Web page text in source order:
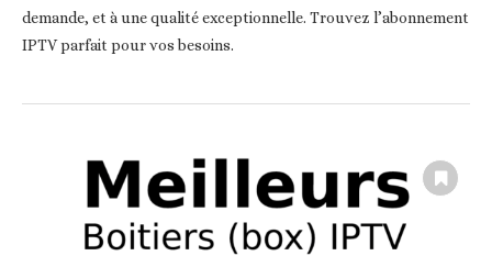
demande, et à une qualité exceptionnelle. Trouvez l’abonnement
IPTV parfait pour vos besoins.